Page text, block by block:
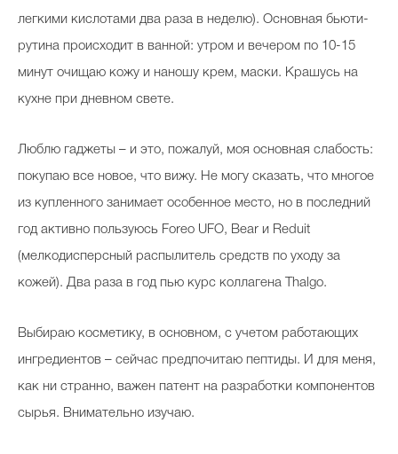
легкими кислотами два раза в неделю). Основная бьюти-
рутина происходит в ванной: утром и вечером по 10-15
минут очищаю кожу и наношу крем, маски. Крашусь на
кухне при дневном свете.
Люблю гаджеты – и это, пожалуй, моя основная слабость:
покупаю все новое, что вижу. Не могу сказать, что многое
из купленного занимает особенное место, но в последний
год активно пользуюсь Foreo UFO, Bear и Reduit
(мелкодисперсный распылитель средств по уходу за
кожей). Два раза в год пью курс коллагена Thalgo.
Выбираю косметику, в основном, с учетом работающих
ингредиентов – сейчас предпочитаю пептиды. И для меня,
как ни странно, важен патент на разработки компонентов
сырья. Внимательно изучаю.